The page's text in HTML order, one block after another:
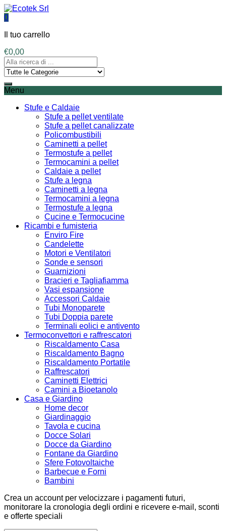
0
Il tuo carrello
€0,00
Menu
Stufe e Caldaie
Stufe a pellet ventilate
Stufe a pellet canalizzate
Policombustibili
Caminetti a pellet
Termostufe a pellet
Termocamini a pellet
Caldaie a pellet
Stufe a legna
Caminetti a legna
Termocamini a legna
Termostufe a legna
Cucine e Termocucine
Ricambi e fumisteria
Enviro Fire
Candelette
Motori e Ventilatori
Sonde e sensori
Guarnizioni
Bracieri e Tagliafiamma
Vasi espansione
Accessori Caldaie
Tubi Monoparete
Tubi Doppia parete
Terminali eolici e antivento
Termoconvettori e raffrescatori
Riscaldamento Casa
Riscaldamento Bagno
Riscaldamento Portatile
Raffrescatori
Caminetti Elettrici
Camini a Bioetanolo
Casa e Giardino
Home decor
Giardinaggio
Tavola e cucina
Docce Solari
Docce da Giardino
Fontane da Giardino
Sfere Fotovoltaiche
Barbecue e Forni
Bambini
Crea un account per velocizzare i pagamenti futuri,
monitorare la cronologia degli ordini e ricevere e-mail, sconti
e offerte speciali